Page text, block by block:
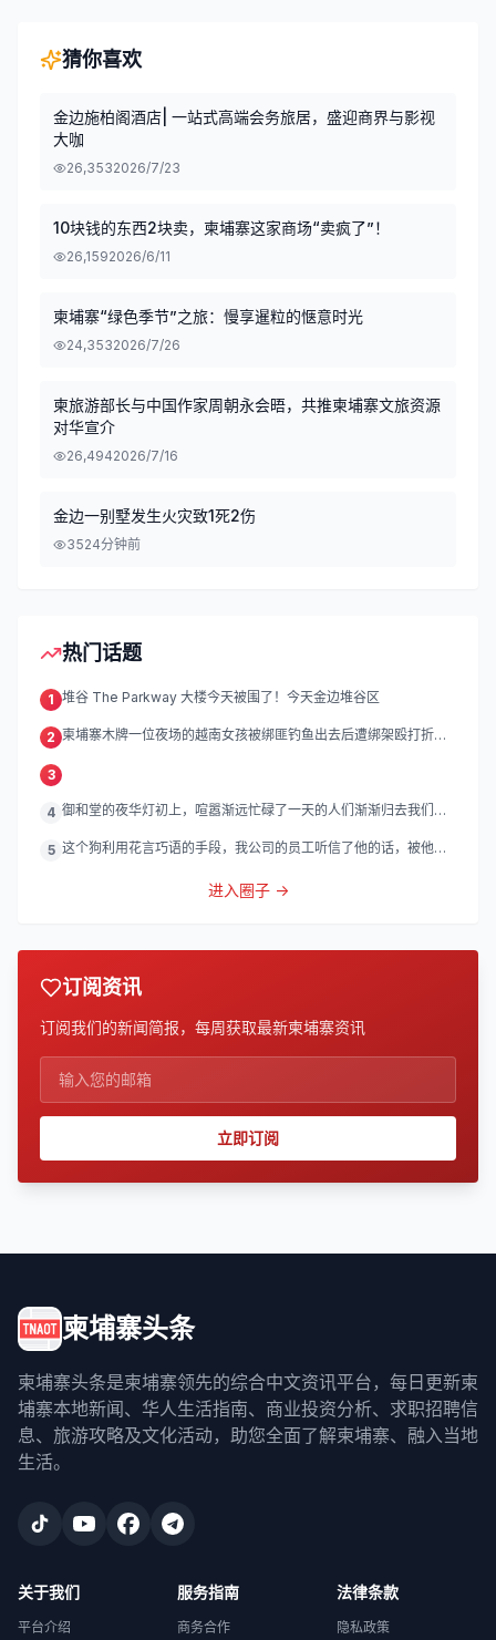
猜你喜欢
金边施柏阁酒店| 一站式高端会务旅居，盛迎商界与影视
大咖
26,3532026/7/23
10块钱的东西2块卖，柬埔寨这家商场“卖疯了”！
26,1592026/6/11
柬埔寨“绿色季节”之旅：慢享暹粒的惬意时光
24,3532026/7/26
柬旅游部长与中国作家周朝永会晤，共推柬埔寨文旅资源
对华宣介
26,4942026/7/16
金边一别墅发生火灾致1死2伤
3524分钟前
热门话题
1 堆谷 The Parkway 大楼今天被围了！今天金边堆谷区
2 柬埔寨木牌一位夜场的越南女孩被绑匪钓鱼出去后遭绑架殴打折
3
4 御和堂的夜华灯初上，喧嚣渐远忙碌了一天的人们渐渐归去我们的
5 这个狗利用花言巧语的手段，我公司的员工听信了他的话，被他带
进入圈子 →
订阅资讯
订阅我们的新闻简报，每周获取最新柬埔寨资讯
立即订阅
柬埔寨头条
柬埔寨头条是柬埔寨领先的综合中文资讯平台，每日更新柬
埔寨本地新闻、华人生活指南、商业投资分析、求职招聘信
息、旅游攻略及文化活动，助您全面了解柬埔寨、融入当地
生活。
关于我们
平台介绍
服务指南
商务合作
法律条款
隐私政策